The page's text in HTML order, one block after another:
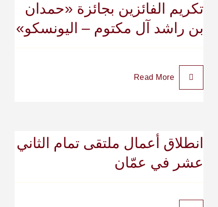
تكريم الفائزين بجائزة «حمدان
بن راشد آل مكتوم – اليونسكو»
Read More
انطلاق أعمال ملتقى تمام الثاني
عشر في عمّان